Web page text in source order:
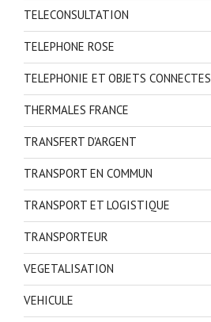
TELECONSULTATION
TELEPHONE ROSE
TELEPHONIE ET OBJETS CONNECTES
THERMALES FRANCE
TRANSFERT D'ARGENT
TRANSPORT EN COMMUN
TRANSPORT ET LOGISTIQUE
TRANSPORTEUR
VEGETALISATION
VEHICULE